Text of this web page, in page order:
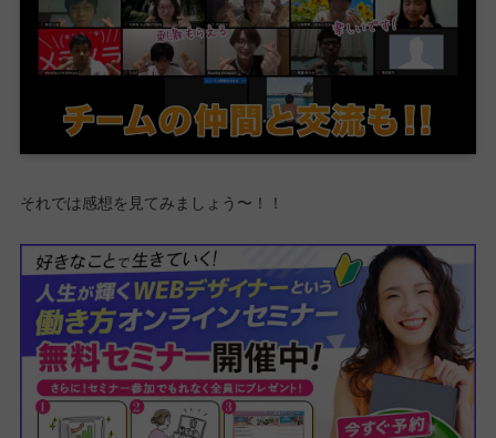
それでは感想を見てみましょう〜！！